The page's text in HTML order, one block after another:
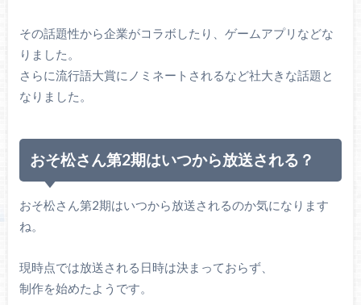
その話題性から企業がコラボしたり、ゲームアプリなどな
りました。
さらに流行語大賞にノミネートされるなど社大きな話題と
なりました。
おそ松さん第2期はいつから放送される？
おそ松さん第2期はいつから放送されるのか気になります
ね。
現時点では放送される日時は決まっておらず、
制作を始めたようです。